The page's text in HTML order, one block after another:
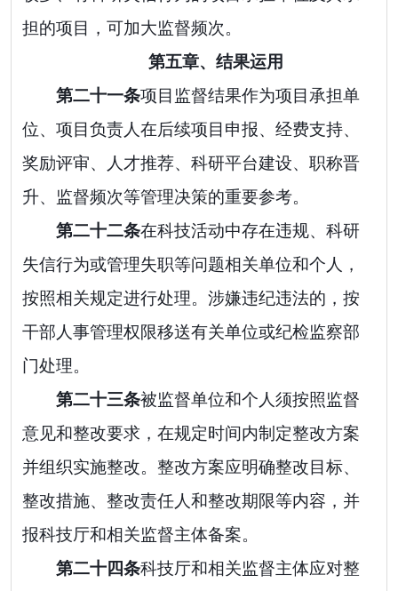
担的项目，可加大监督频次。
第五章、结果运用
第二十一条项目监督结果作为项目承担单
位、项目负责人在后续项目申报、经费支持、
奖励评审、人才推荐、科研平台建设、职称晋
升、监督频次等管理决策的重要参考。
第二十二条在科技活动中存在违规、科研
失信行为或管理失职等问题相关单位和个人，
按照相关规定进行处理。涉嫌违纪违法的，按
干部人事管理权限移送有关单位或纪检监察部
门处理。
第二十三条被监督单位和个人须按照监督
意见和整改要求，在规定时间内制定整改方案
并组织实施整改。整改方案应明确整改目标、
整改措施、整改责任人和整改期限等内容，并
报科技厅和相关监督主体备案。
第二十四条科技厅和相关监督主体应对整